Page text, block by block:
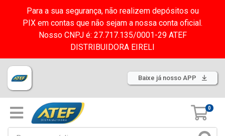
Para a sua segurança, não realizem depósitos ou
PIX em contas que não sejam a nossa conta oficial.
Nosso CNPJ é: 27.717.135/0001-29 ATEF
DISTRIBUIDORA EIRELI
Baixe já nosso APP
0